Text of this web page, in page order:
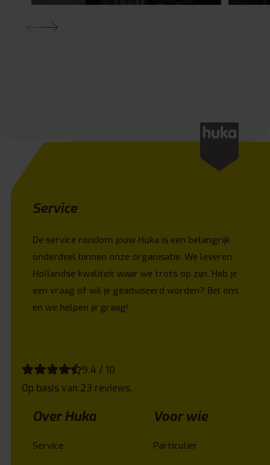
Service
De service rondom jouw Huka is een belangrijk
onderdeel binnen onze organisatie. We leveren
Hollandse kwaliteit waar we trots op zijn. Heb je
een vraag of wil je geadviseerd worden? Bel ons
en we helpen je graag!
9.4 / 10
Op basis van 23 reviews.
Over Huka
Service
Voor wie
Particulier